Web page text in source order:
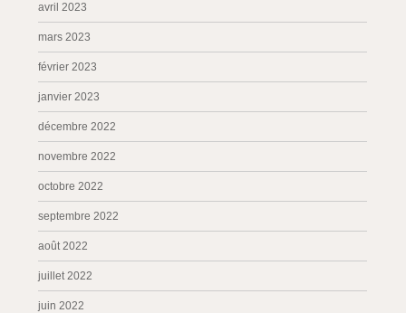
avril 2023
mars 2023
février 2023
janvier 2023
décembre 2022
novembre 2022
octobre 2022
septembre 2022
août 2022
juillet 2022
juin 2022